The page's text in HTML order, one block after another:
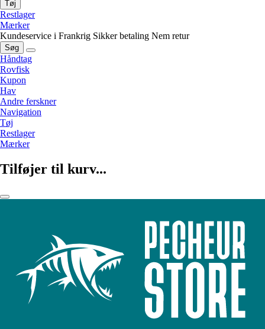
Tøj
Restlager
Mærker
Kundeservice i Frankrig Sikker betaling Nem retur
Søg
Håndtag
Rovfisk
Kupon
Hav
Andre ferskner
Navigation
Tøj
Restlager
Mærker
Tilføjer til kurv...